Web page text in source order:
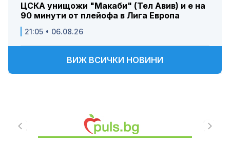
ЦСКА унищожи "Макаби" (Тел Авив) и е на
90 минути от плейофа в Лига Европа
21:05 • 06.08.26
ВИЖ ВСИЧКИ НОВИНИ